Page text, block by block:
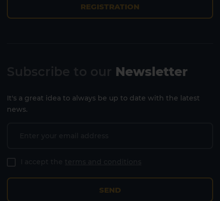
REGISTRATION
Newsletter
It's a great idea to always be up to date with the latest
news.
SEND